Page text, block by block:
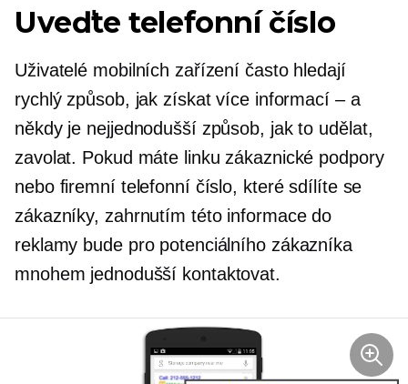
Uveďte telefonní číslo
Uživatelé mobilních zařízení často hledají
rychlý způsob, jak získat více informací – a
někdy je nejjednodušší způsob, jak to udělat,
zavolat. Pokud máte linku zákaznické podpory
nebo firemní telefonní číslo, které sdílíte se
zákazníky, zahrnutím této informace do
reklamy bude pro potenciálního zákazníka
mnohem jednodušší kontaktovat.